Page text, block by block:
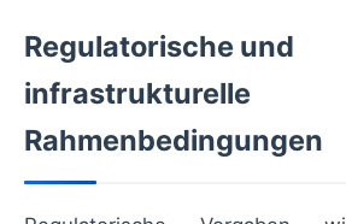
Regulatorische und
infrastrukturelle
Rahmenbedingungen